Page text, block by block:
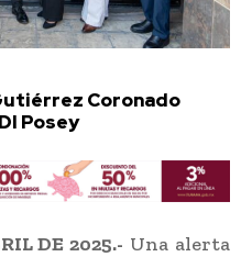
Coronado
Posey
DE 2025.- Una alerta